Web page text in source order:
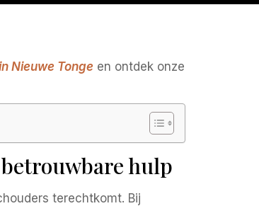
Nieuwe Tonge en ontdek onze
hulp
terechtkomt. Bij